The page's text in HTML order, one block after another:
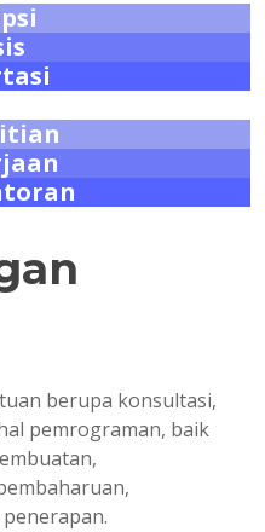
berupa konsultasi,
pemrograman, baik